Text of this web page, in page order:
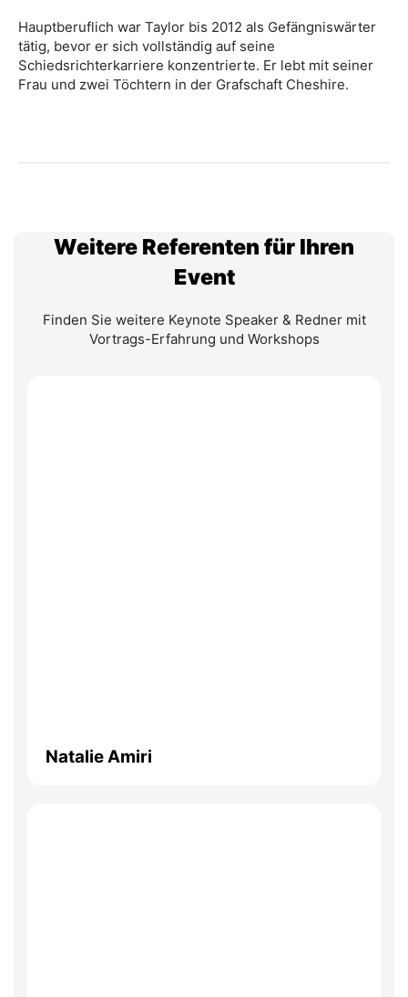
Hauptberuflich war Taylor bis 2012 als Gefängniswärter
tätig, bevor er sich vollständig auf seine
Schiedsrichterkarriere konzentrierte. Er lebt mit seiner
Frau und zwei Töchtern in der Grafschaft Cheshire.
Weitere Referenten für Ihren
Event
Finden Sie weitere Keynote Speaker & Redner mit
Vortrags-Erfahrung und Workshops
Natalie Amiri